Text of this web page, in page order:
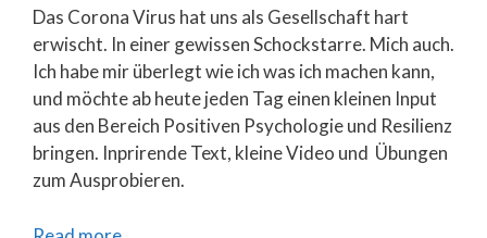
Das Corona Virus hat uns als Gesellschaft hart
erwischt. In einer gewissen Schockstarre. Mich auch.
Ich habe mir überlegt wie ich was ich machen kann,
und möchte ab heute jeden Tag einen kleinen Input
aus den Bereich Positiven Psychologie und Resilienz
bringen. Inprirende Text, kleine Video und Übungen
zum Ausprobieren.